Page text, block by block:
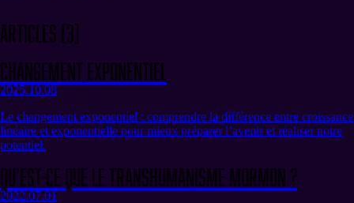
Articles (3)
Changement exponentiel
2025.10.08
Le changement exponentiel : comprendre la différence entre croissance
linéaire et exponentielle pour mieux préparer l’avenir et réaliser notre
potentiel.
Qu’est-ce que le Transhumanisme Mormon ?
2022.07.01